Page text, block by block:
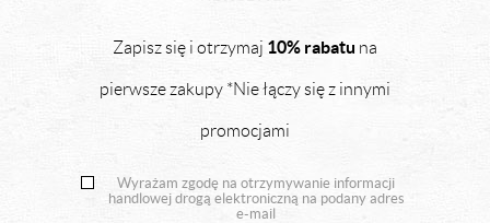
Zapisz się i otrzymaj 10% rabatu na
pierwsze zakupy *Nie łączy się z innymi
promocjami
Wyrażam zgodę na otrzymywanie informacji
handlowej drogą elektroniczną na podany adres
e-mail